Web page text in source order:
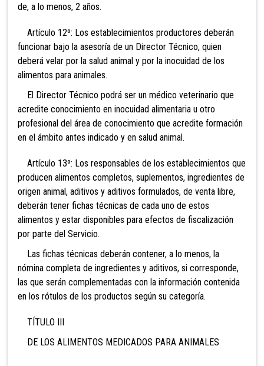
de, a lo menos, 2 años.
Artículo 12º: Los establecimientos productores deberán
funcionar bajo la asesoría de un Director Técnico, quien
deberá velar por la salud animal y por la inocuidad de los
alimentos para animales.
El Director Técnico podrá ser un médico veterinario que
acredite conocimiento en inocuidad alimentaria u otro
profesional del área de conocimiento que acredite formación
en el ámbito antes indicado y en salud animal.
Artículo 13º: Los responsables de los establecimientos que
producen alimentos completos, suplementos, ingredientes de
origen animal, aditivos y aditivos formulados, de venta libre,
deberán tener fichas técnicas de cada uno de estos
alimentos y estar disponibles para efectos de fiscalización
por parte del Servicio.
Las fichas técnicas deberán contener, a lo menos, la
nómina completa de ingredientes y aditivos, si corresponde,
las que serán complementadas con la información contenida
en los rótulos de los productos según su categoría.
TÍTULO III
DE LOS ALIMENTOS MEDICADOS PARA ANIMALES